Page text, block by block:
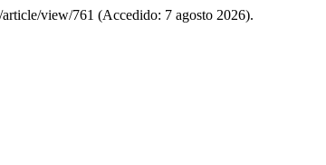
view/761 (Accedido: 7 agosto 2026).